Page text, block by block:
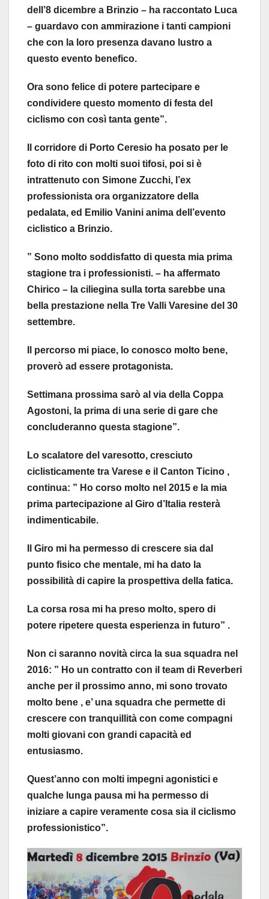
dell’8 dicembre a Brinzio – ha raccontato Luca
– guardavo con ammirazione i tanti campioni
che con la loro presenza davano lustro a
questo evento benefico.
Ora sono felice di potere partecipare e
condividere questo momento di festa del
ciclismo con così tanta gente”.
Il corridore di Porto Ceresio ha posato per le
foto di rito con molti suoi tifosi, poi si è
intrattenuto con Simone Zucchi, l’ex
professionista ora organizzatore della
pedalata, ed Emilio Vanini anima dell’evento
ciclistico a Brinzio.
” Sono molto soddisfatto di questa mia prima
stagione tra i professionisti. – ha affermato
Chirico – la ciliegina sulla torta sarebbe una
bella prestazione nella Tre Valli Varesine del 30
settembre.
Il percorso mi piace, lo conosco molto bene,
proverò ad essere protagonista.
Settimana prossima sarò al via della Coppa
Agostoni, la prima di una serie di gare che
concluderanno questa stagione”.
Lo scalatore del varesotto, cresciuto
ciclisticamente tra Varese e il Canton Ticino ,
continua: ” Ho corso molto nel 2015 e la mia
prima partecipazione al Giro d’Italia resterà
indimenticabile.
Il Giro mi ha permesso di crescere sia dal
punto fisico che mentale, mi ha dato la
possibilità di capire la prospettiva della fatica.
La corsa rosa mi ha preso molto, spero di
potere ripetere questa esperienza in futuro” .
Non ci saranno novità circa la sua squadra nel
2016: ” Ho un contratto con il team di Reverberi
anche per il prossimo anno, mi sono trovato
molto bene , e’ una squadra che permette di
crescere con tranquillità con come compagni
molti giovani con grandi capacità ed
entusiasmo.
Quest’anno con molti impegni agonistici e
qualche lunga pausa mi ha permesso di
iniziare a capire veramente cosa sia il ciclismo
professionistico”.